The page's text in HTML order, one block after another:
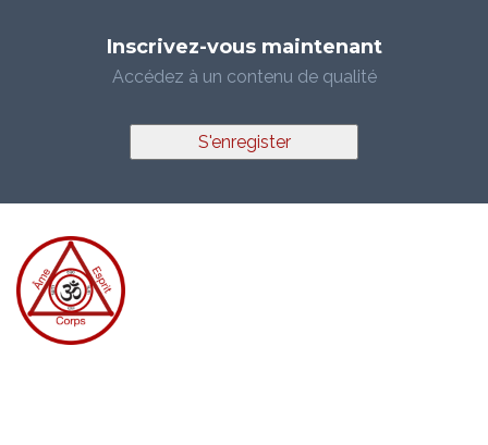
Inscrivez-vous maintenant
Accédez à un contenu de qualité
S'enregister